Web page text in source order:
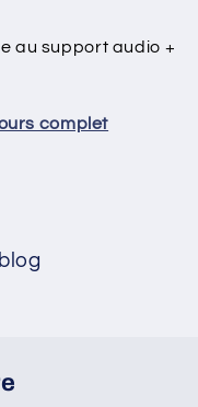
au support audio +
complet